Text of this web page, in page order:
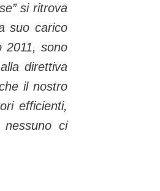
si ritrova
suo carico
2011, sono
direttiva
il nostro
efficienti,
ci